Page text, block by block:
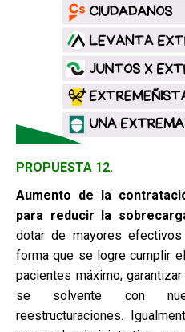
PROPUESTA 12.
Aumento de la
para reducir la
dotar de mayores
forma que se logre cumplir
pacientes máximo;
se solvente con
reestructuraciones.